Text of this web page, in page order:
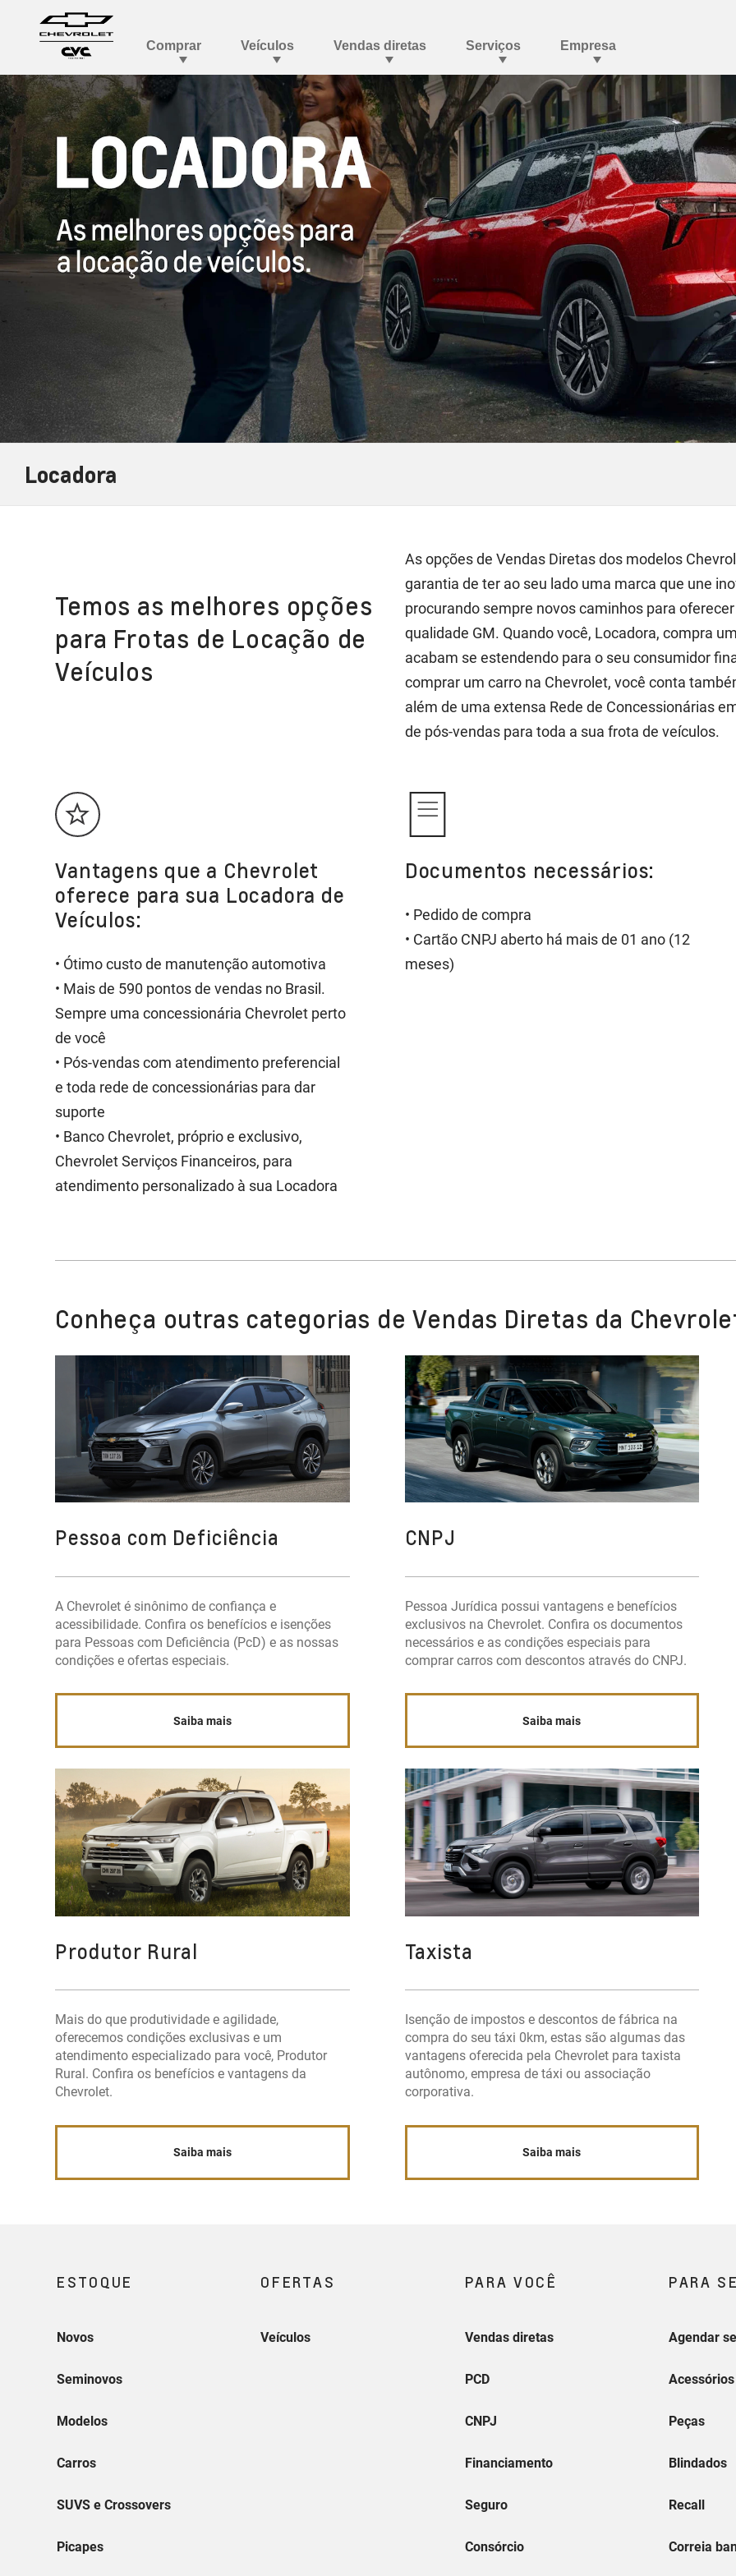
Locadora
Temos as melhores opções
para Frotas de Locação de
Veículos
As opções de Vendas Diretas dos modelos
garantia de ter ao seu lado uma marca que une
procurando sempre novos caminhos para
qualidade GM. Quando você, Locadora, compra
acabam se estendendo para o seu consumidor
comprar um carro na Chevrolet, você conta
além de uma extensa Rede de Concessionárias
de pós-vendas para toda a sua frota de veículos.
Vantagens que a Chevrolet
oferece para sua Locadora de
Veículos:
• Ótimo custo de manutenção automotiva
• Mais de 590 pontos de vendas no Brasil.
Sempre uma concessionária Chevrolet perto
de você
• Pós-vendas com atendimento preferencial
e toda rede de concessionárias para dar
suporte
• Banco Chevrolet, próprio e exclusivo,
Chevrolet Serviços Financeiros, para
atendimento personalizado à sua Locadora
Documentos necessários:
• Pedido de compra
• Cartão CNPJ aberto há mais de 01 ano (12
meses)
Conheça outras categorias de Vendas Diretas da
Pessoa com Deficiência
A Chevrolet é sinônimo de confiança e
acessibilidade. Confira os benefícios e isenções
para Pessoas com Deficiência (PcD) e as nossas
condições e ofertas especiais.
Saiba mais
CNPJ
Pessoa Jurídica possui vantagens e benefícios
exclusivos na Chevrolet. Confira os documentos
necessários e as condições especiais para
comprar carros com descontos através do CNPJ.
Saiba mais
Produtor Rural
Mais do que produtividade e agilidade,
oferecemos condições exclusivas e um
atendimento especializado para você, Produtor
Rural. Confira os benefícios e vantagens da
Chevrolet.
Saiba mais
Taxista
Isenção de impostos e descontos de fábrica na
compra do seu táxi 0km, estas são algumas das
vantagens oferecida pela Chevrolet para taxista
autônomo, empresa de táxi ou associação
corporativa.
Saiba mais